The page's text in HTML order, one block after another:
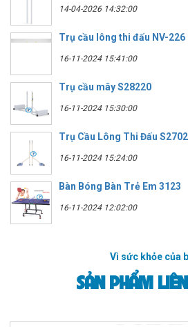
14-04-2026 14:32:00
Trụ cầu lông thi đấu NV-226
16-11-2024 15:41:00
Trụ cầu mây S28220
16-11-2024 15:30:00
Trụ Cầu Lông Thi Đấu
16-11-2024 15:24:00
Bàn Bóng Bàn Trẻ Em 3123
16-11-2024 12:02:00
Vì sức khỏe của
SẢN PHẨM